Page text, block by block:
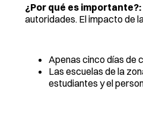
¿Por qué es importante?:
autoridades. El impacto de
Apenas cinco días de
Las escuelas de la
estudiantes y el